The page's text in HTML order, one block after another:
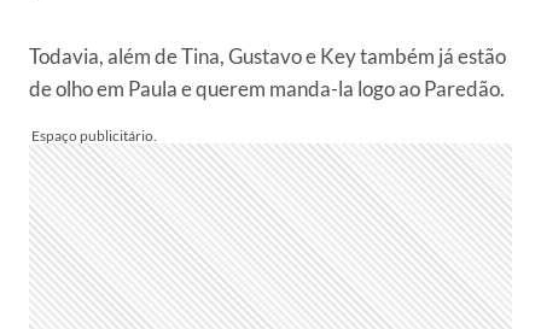
Todavia, além de Tina, Gustavo e Key também já estão
de olho em Paula e querem manda-la logo ao Paredão.